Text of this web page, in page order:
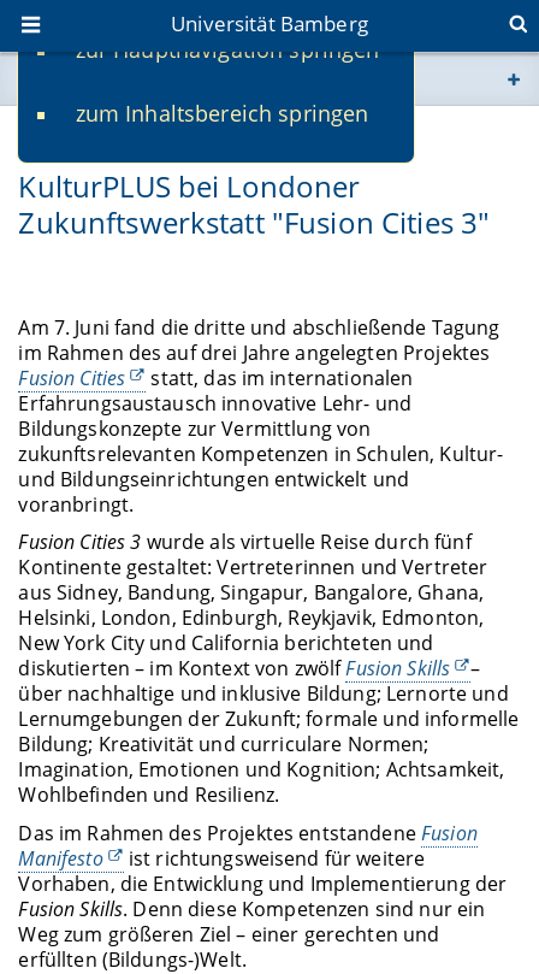
zur Hauptnavigation springen
zum Inhaltsbereich springen
Universität Bamberg
www.uni-bamberg.de
univis.uni-bamberg.de
KulturPLUS bei Londoner
Zukunftswerkstatt "Fusion Cities 3"
Am 7. Juni fand die dritte und abschließende Tagung
im Rahmen des auf drei Jahre angelegten Projektes
Fusion Cities
statt, das im internationalen
Erfahrungsaustausch innovative Lehr- und
Bildungskonzepte zur Vermittlung von
zukunftsrelevanten Kompetenzen in Schulen, Kultur-
und Bildungseinrichtungen entwickelt und
voranbringt.
Fusion Cities 3 wurde als virtuelle Reise durch fünf
Kontinente gestaltet: Vertreterinnen und Vertreter
aus Sidney, Bandung, Singapur, Bangalore, Ghana,
Helsinki, London, Edinburgh, Reykjavik, Edmonton,
New York City und California berichteten und
diskutierten – im Kontext von zwölfFusion Skills
–
über nachhaltige und inklusive Bildung; Lernorte und
Lernumgebungen der Zukunft; formale und informelle
Bildung; Kreativität und curriculare Normen;
Imagination, Emotionen und Kognition; Achtsamkeit,
Wohlbefinden und Resilienz.
Das im Rahmen des Projektes entstandeneFusion
Manifesto
ist richtungsweisend für weitere
Vorhaben, die Entwicklung und Implementierung der
Fusion Skills. Denn diese Kompetenzen sind nur ein
Weg zum größeren Ziel – einer gerechten und
erfüllten (Bildungs-)Welt.